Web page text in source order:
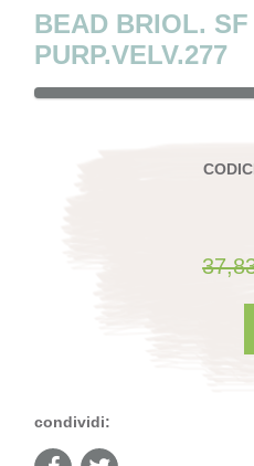
BEAD BRIOL. SF
PURP.VELV.277
condividi: